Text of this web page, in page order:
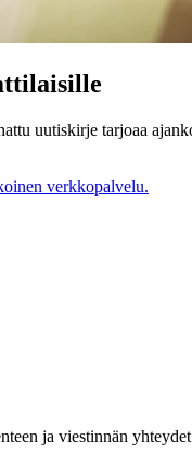
uutiskirje tarjoaa
verkkopalvelu.
ja viestinnän